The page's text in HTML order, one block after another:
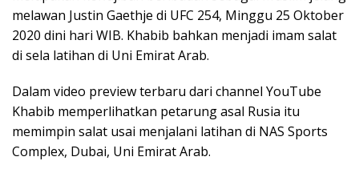
melawan Justin Gaethje di UFC 254, Minggu 25 Oktober
2020 dini hari WIB. Khabib bahkan menjadi imam salat
di sela latihan di Uni Emirat Arab.
Dalam video preview terbaru dari channel YouTube
Khabib memperlihatkan petarung asal Rusia itu
memimpin salat usai menjalani latihan di NAS Sports
Complex, Dubai, Uni Emirat Arab.